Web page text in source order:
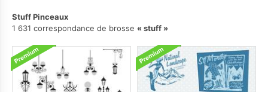
Stuff Pinceaux
1 631 correspondance de brosse
stuff